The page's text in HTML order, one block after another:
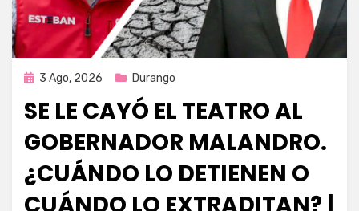
Publicada
3 Ago, 2026 Durango
SE LE CAYÓ EL TEATRO AL
GOBERNADOR MALANDRO.
¿CUÁNDO LO DETIENEN O